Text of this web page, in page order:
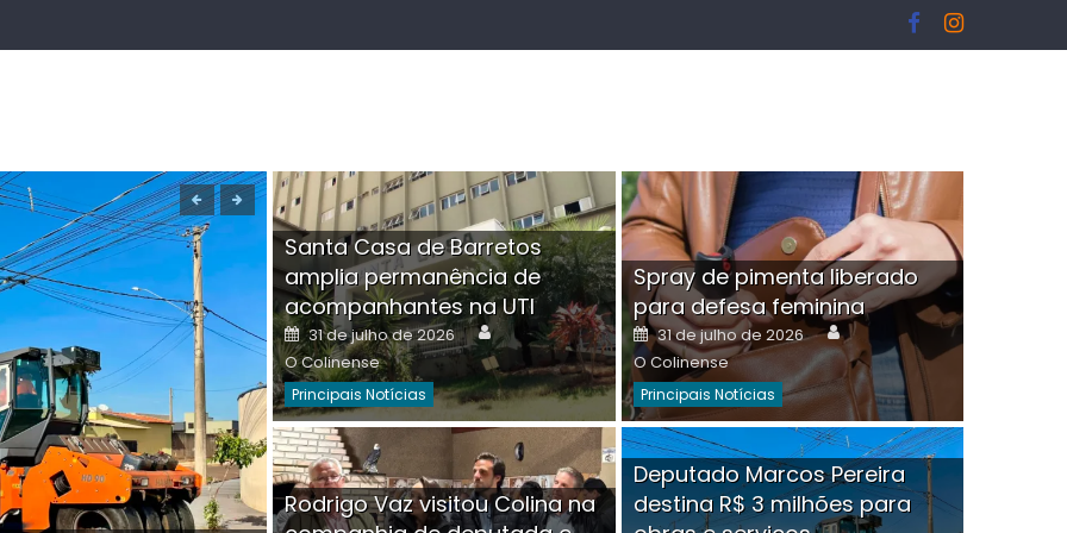
Boutique na Av. Ângelo Martins Tristão é
invadida por criminoso mascarado
Santa Casa de Barretos
amplia permanência de
acompanhantes na UTI
Posted
on
31 de julho de 2026 Author
O Colinense
Principais Notícias
Spray de pimenta liberado
para defesa feminina
Posted
on
31 de julho de 2026 Author
O Colinense
Principais Notícias
Rodrigo Vaz visitou Colina na
Deputado Marcos Pereira
destina R$ 3 milhões para